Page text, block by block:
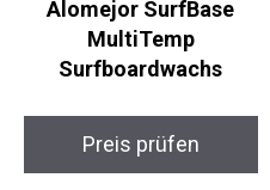
Alomejor SurfBase
Surfboardwachs